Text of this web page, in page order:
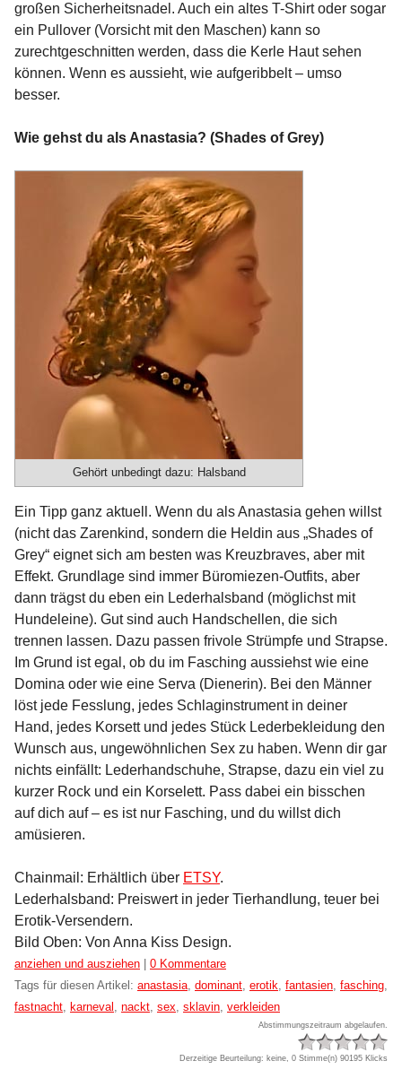
großen Sicherheitsnadel. Auch ein altes T-Shirt oder sogar
ein Pullover (Vorsicht mit den Maschen) kann so
zurechtgeschnitten werden, dass die Kerle Haut sehen
können. Wenn es aussieht, wie aufgeribbelt – umso
besser.
Wie gehst du als Anastasia? (Shades of Grey)
Gehört unbedingt dazu: Halsband
Ein Tipp ganz aktuell. Wenn du als Anastasia gehen willst
(nicht das Zarenkind, sondern die Heldin aus „Shades of
Grey“ eignet sich am besten was Kreuzbraves, aber mit
Effekt. Grundlage sind immer Büromiezen-Outfits, aber
dann trägst du eben ein Lederhalsband (möglichst mit
Hundeleine). Gut sind auch Handschellen, die sich
trennen lassen. Dazu passen frivole Strümpfe und Strapse.
Im Grund ist egal, ob du im Fasching aussiehst wie eine
Domina oder wie eine Serva (Dienerin). Bei den Männer
löst jede Fesslung, jedes Schlaginstrument in deiner
Hand, jedes Korsett und jedes Stück Lederbekleidung den
Wunsch aus, ungewöhnlichen Sex zu haben. Wenn dir gar
nichts einfällt: Lederhandschuhe, Strapse, dazu ein viel zu
kurzer Rock und ein Korselett. Pass dabei ein bisschen
auf dich auf – es ist nur Fasching, und du willst dich
amüsieren.
Chainmail: Erhältlich über ETSY.
Lederhalsband: Preiswert in jeder Tierhandlung, teuer bei
Erotik-Versendern.
Bild Oben: Von Anna Kiss Design.
Kategorien:
anziehen und ausziehen
0 Kommentare
Tags für diesen Artikel: anastasia, dominant, erotik, fantasien, fasching,
fastnacht, karneval , nackt, sex, sklavin, verkleiden
Abstimmungszeitraum abgelaufen.
Derzeitige Beurteilung: keine, 0 Stimme(n) 90195 Klicks